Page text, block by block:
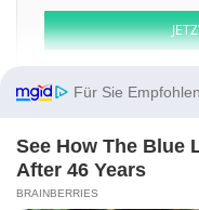
Aktien ATX DAX
Für Sie Empfohlen
See How The Blue
After 46 Years
BRAINBERRIES